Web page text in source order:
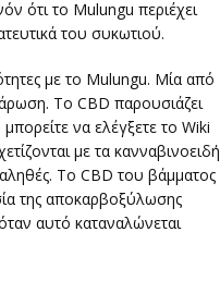
ότι το Mulungu περιέχει
του συκωτιού.
με το Mulungu. Μία από
Το CBD παρουσιάζει
να ελέγξετε το Wiki
με τα κανναβινοειδή
Το CBD του βάμματος
της αποκαρβοξύλωσης
αυτό καταναλώνεται